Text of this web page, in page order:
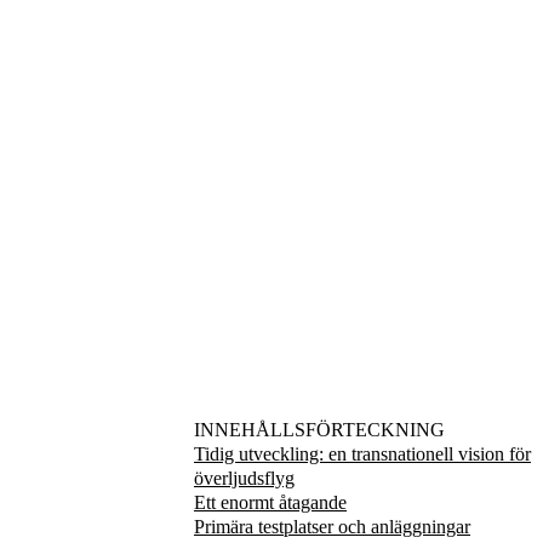
INNEHÅLLSFÖRTECKNING
Tidig utveckling: en transnationell vision för
överljudsflyg
Ett enormt åtagande
Primära testplatser och anläggningar